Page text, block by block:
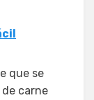
que se
carne